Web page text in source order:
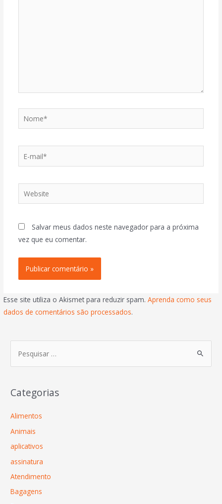
Salvar meus dados neste navegador para a próxima
vez que eu comentar.
Esse site utiliza o Akismet para reduzir spam.Aprenda como seus
dados de comentários são processados.
Categorias
Alimentos
Animais
aplicativos
assinatura
Atendimento
Bagagens